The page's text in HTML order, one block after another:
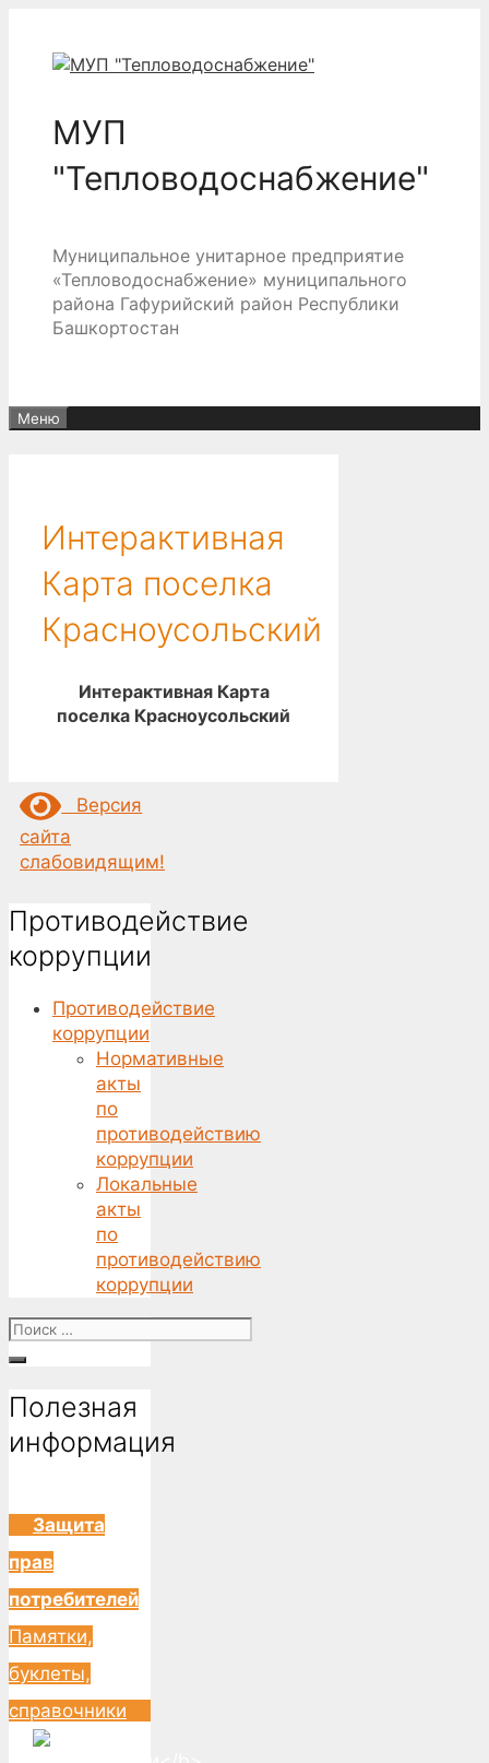
содержимому
МУП
"Тепловодоснабжение"
Муниципальное унитарное предприятие
«Тепловодоснабжение» муниципального
района Гафурийский район Республики
Башкортостан
Меню
Интерактивная
Карта поселка
Красноусольский
Интерактивная Карта
поселка Красноусольский
Версия
сайта
слабовидящим!
Противодействие
коррупции
Противодействие
коррупции
Нормативные
акты
по
противодействию
коррупции
Локальные
акты
по
противодействию
коррупции
Поиск
for:
Полезная
информация
Защита
прав
потребителей
Памятки,
буклеты,
справочники